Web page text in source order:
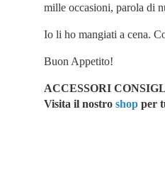
mille occasioni, parola di
Io li ho mangiati a cena.
Buon Appetito!
ACCESSORI
Visita il nostro shop per